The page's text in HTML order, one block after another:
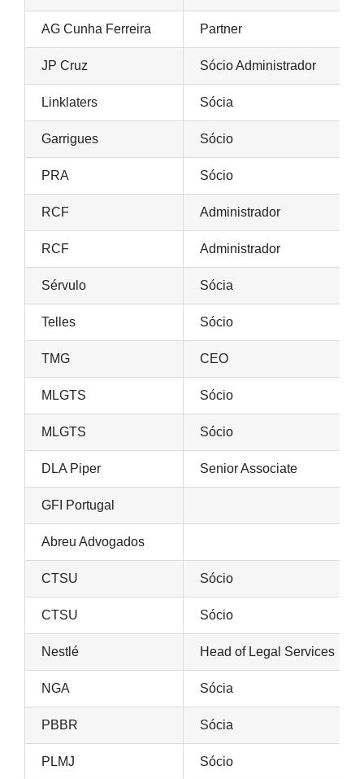
AG Cunha Ferreira Partner
JP Cruz Sócio Administrador
Linklaters Sócia
Garrigues Sócio
PRA Sócio
RCF Administrador
RCF Administrador
Sérvulo Sócia
Telles Sócio
TMG CEO
MLGTS Sócio
MLGTS Sócio
DLA Piper Senior Associate
GFI Portugal
Abreu Advogados
CTSU Sócio
CTSU Sócio
Nestlé Head of Legal Services
NGA Sócia
PBBR Sócia
PLMJ Sócio